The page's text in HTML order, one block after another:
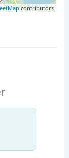
contributors